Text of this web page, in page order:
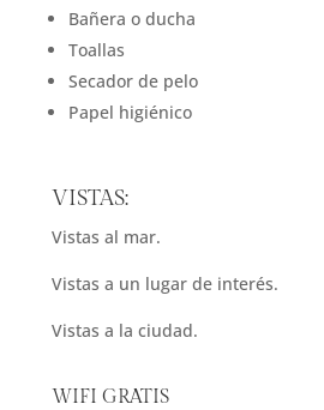
Bañera o ducha
Toallas
Secador de pelo
Papel higiénico
VISTAS:
Vistas al mar.
Vistas a un lugar de interés.
Vistas a la ciudad.
WIFI GRATIS